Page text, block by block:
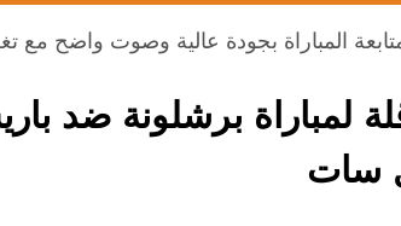
المباراة بجودة عالية وصوت واضح مع
لمباراة برشلونة
سات